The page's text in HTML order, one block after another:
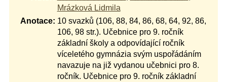
Mrázková Lidmila
Anotace: 10 svazků (106, 88, 84, 86, 68, 64, 92, 86,
106, 98 str.). Učebnice pro 9. ročník
základní školy a odpovídající ročník
víceletého gymnázia svým uspořádáním
navazuje na již vydanou učebnici pro 8.
ročník. Učebnice pro 9. ročník základní